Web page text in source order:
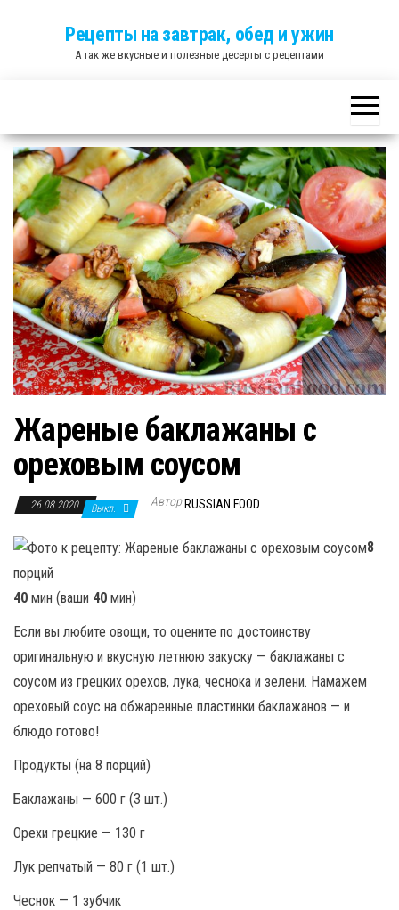
Рецепты на завтрак, обед и ужин
А так же вкусные и полезные десерты с рецептами
Жареные баклажаны с
ореховым соусом
26.08.2020 Выкл. Автор RUSSIAN FOOD
8
порций
40 мин (ваши 40 мин)
Если вы любите овощи, то оцените по достоинству
оригинальную и вкусную летнюю закуску — баклажаны с
соусом из грецких орехов, лука, чеснока и зелени. Намажем
ореховый соус на обжаренные пластинки баклажанов — и
блюдо готово!
Продукты (на 8 порций)
Баклажаны — 600 г (3 шт.)
Орехи грецкие — 130 г
Лук репчатый — 80 г (1 шт.)
Чеснок — 1 зубчик